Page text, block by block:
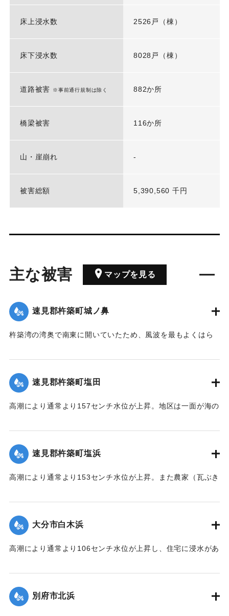
床上浸水数 2526戸（棟）
床下浸水数 8028戸（棟）
道路被害 ※事前通行規制は除く 882か所
橋梁被害 116か所
山・崖崩れ -
被害総額 5,390,560 千円
主な被害 マップを見る
速見郡杵築町城ノ鼻
杵築湾の湾奥で南東に開いていたため、風波を最もよくはら
により通常より155センチ水位が上昇した。
｜固有コード:00513033
速見郡杵築町塩田
高潮により通常より157センチ水位が上昇。地区は一面が海の
約700メートル国東鉄道橋下附近まで、そのままの状態で潮流
に流された。
速見郡杵築町塩浜
高潮により通常より153センチ水位が上昇。また農家（瓦ぶき
ままの状態で潮流に流された。
｜固有コード:00513035
大分市白木浜
高潮により通常より106センチ水位が上昇し、住宅に浸水があ
別府市北浜